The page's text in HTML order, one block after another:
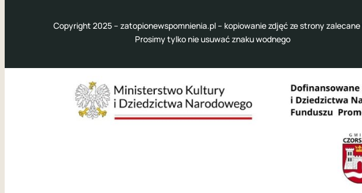
Copyright 2025 – zatopionewspomnienia.pl – kopiowanie zdjęć ze strony zalecane
Prosimy tylko nie usuwać znaku wodnego